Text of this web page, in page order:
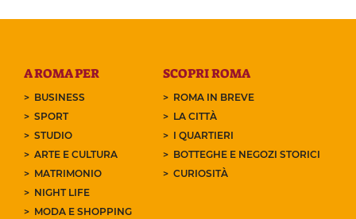
A ROMA PER
BUSINESS
SPORT
STUDIO
ARTE E CULTURA
MATRIMONIO
NIGHT LIFE
MODA E SHOPPING
SCOPRI ROMA
ROMA IN BREVE
LA CITTÀ
I QUARTIERI
BOTTEGHE E NEGOZI STORICI
CURIOSITÀ